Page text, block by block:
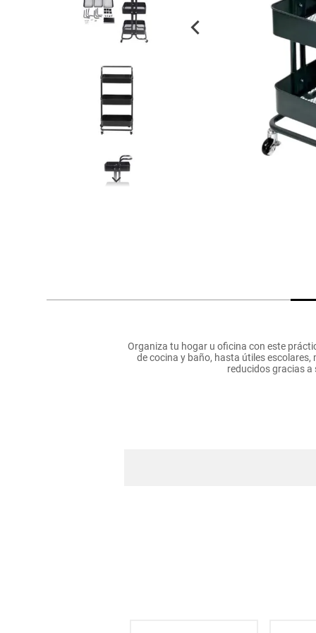
lácteos y refrigerados
vinos y licores
cuidado del bebé
mascotas
Organiza tu hogar u oficina con este
de cocina y baño, hasta útiles
reducidos gracias a
Mantequilla